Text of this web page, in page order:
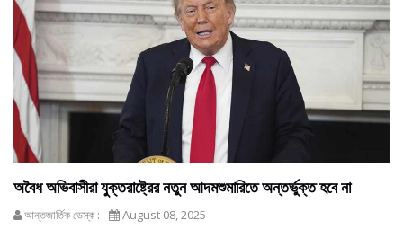
অবৈধ অভিবাসীরা যুক্তরাষ্ট্রের নতুন আদমশুমারিতে অন্তর্ভুক্ত হবে না
আন্তজার্তিক ডেস্ক : August 08, 2025